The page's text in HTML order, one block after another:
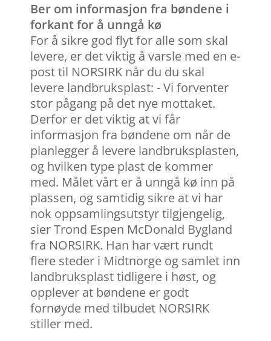
Ber om informasjon fra bøndene i
forkant for å unngå kø
For å sikre god flyt for alle som skal
levere, er det viktig å varsle med en e-
post til NORSIRK når du du skal
levere landbruksplast: - Vi forventer
stor pågang på det nye mottaket.
Derfor er det viktig at vi får
informasjon fra bøndene om når de
planlegger å levere landbruksplasten,
og hvilken type plast de kommer
med. Målet vårt er å unngå kø inn på
plassen, og samtidig sikre at vi har
nok oppsamlingsutstyr tilgjengelig,
sier Trond Espen McDonald Bygland
fra NORSIRK. Han har vært rundt
flere steder i Midtnorge og samlet inn
landbruksplast tidligere i høst, og
opplever at bøndene er godt
fornøyde med tilbudet NORSIRK
stiller med.